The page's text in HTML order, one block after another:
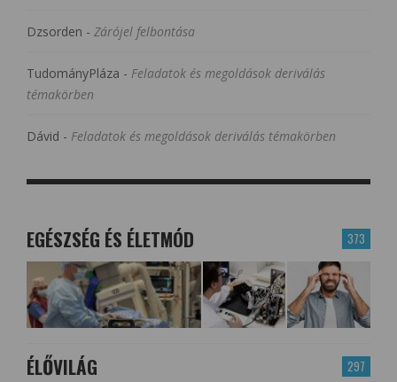
Dzsorden - Zárójel felbontása
TudományPláza - Feladatok és megoldások deriválás
témakörben
Dávid - Feladatok és megoldások deriválás témakörben
373
EGÉSZSÉG ÉS ÉLETMÓD
297
ÉLŐVILÁG